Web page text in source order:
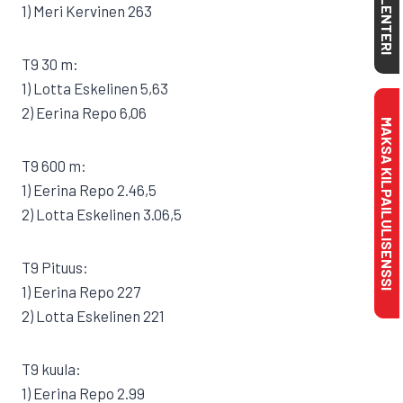
1) Meri Kervinen 263
T9 30 m:
1) Lotta Eskelinen 5,63
2) Eerina Repo 6,06
T9 600 m:
1) Eerina Repo 2.46,5
2) Lotta Eskelinen 3.06,5
T9 Pituus:
1) Eerina Repo 227
2) Lotta Eskelinen 221
T9 kuula:
1) Eerina Repo 2.99
KALENTERI
MAKSA KILPAILULISENSSI